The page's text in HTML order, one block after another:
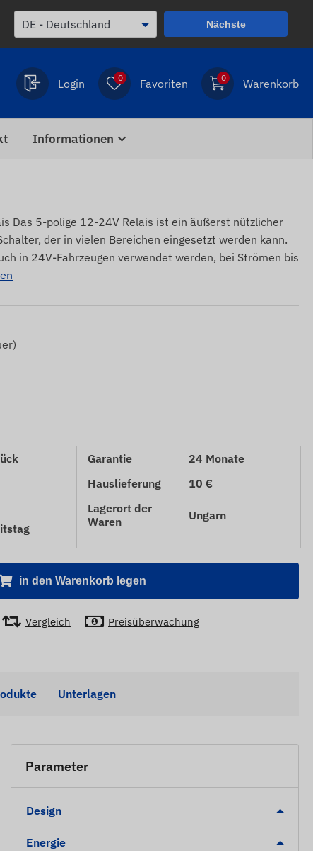
Nächste
Login 0 Favoriten 0 Warenkorb
Informationen
Das 5-polige 12-24V Relais ist ein äußerst nützlicher
der in vielen Bereichen eingesetzt werden kann.
in 24V-Fahrzeugen verwendet werden, bei Strömen bis
Garantie
24 Monate
Hauslieferung
10 €
Lagerort der
Waren
Ungarn
in den Warenkorb legen
Vergleich Preisüberwachung
Unterlagen
Parameter
Design
Energie